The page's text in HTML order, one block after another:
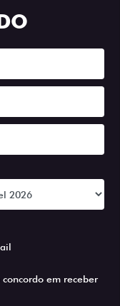
concordo em receber